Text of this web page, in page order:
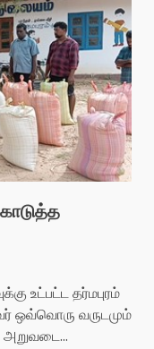
உட்பட்ட தர்மபுரம்
ஒவ்வொரு வருடமும்